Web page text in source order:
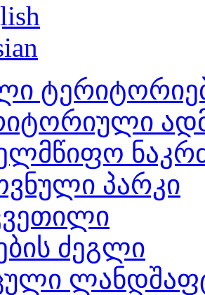
პარკი
ძეგლი